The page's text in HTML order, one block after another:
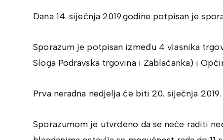
Dana 14. siječnja 2019.godine potpisan je
Sporazum je potpisan između 4 vlasnika
Sloga Podravska trgovina i Zablačanka) i
Prva neradna nedjelja će biti 20. siječnja 2019.
Sporazumom je utvrđeno da se neće raditi